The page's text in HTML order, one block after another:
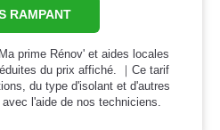
RAMPANT
prime Rénov' et aides locales
du prix affiché. ｜Ce tarif
du type d'isolant et d'autres
l'aide de nos techniciens.